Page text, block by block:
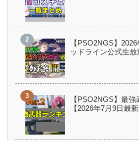
【PSO2NGS】
ッドライン公式生放
【PSO2NGS】最
【2026年7月9日最新